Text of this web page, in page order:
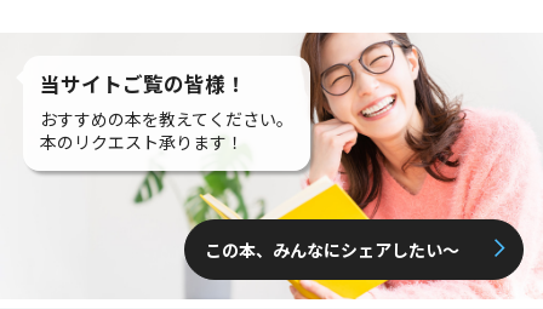
当サイトご覧の皆様！
おすすめの本を教えてください。
本のリクエスト承ります！
この本、みんなにシェアしたい〜